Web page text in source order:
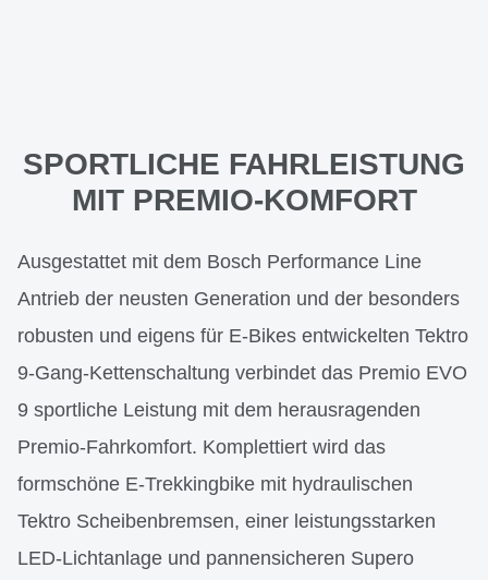
SPORTLICHE FAHRLEISTUNG
MIT PREMIO-KOMFORT
Ausgestattet mit dem Bosch Performance Line
Antrieb der neusten Generation und der besonders
robusten und eigens für E-Bikes entwickelten Tektro
9-Gang-Kettenschaltung verbindet das Premio EVO
9 sportliche Leistung mit dem herausragenden
Premio-Fahrkomfort. Komplettiert wird das
formschöne E-Trekkingbike mit hydraulischen
Tektro Scheibenbremsen, einer leistungsstarken
LED-Lichtanlage und pannensicheren Supero